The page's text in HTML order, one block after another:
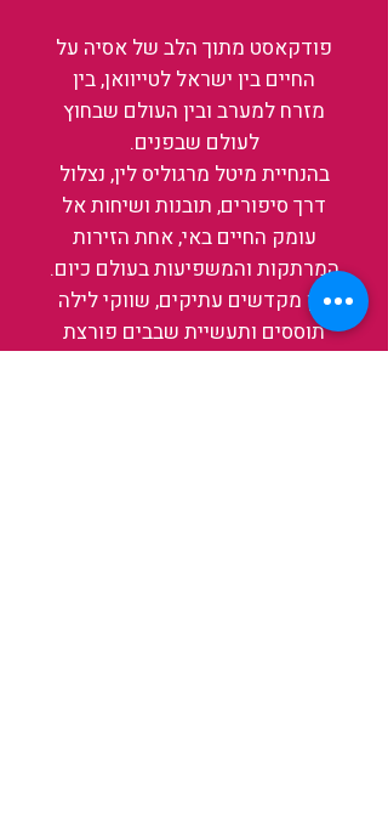
פודקאסט מתוך הלב של אסיה על
החיים בין ישראל לטייוואן, בין
מזרח למערב ובין העולם שבחוץ
לעולם שבפנים.
בהנחיית מיטל מרגוליס לין, נצלול
דרך סיפורים, תובנות ושיחות אל
עומק החיים באי, אחת הזירות
המרתקות והמשפיעות בעולם כיום.
בין מקדשים עתיקים, שווקי לילה
תוססים ותעשיית שבבים פורצת